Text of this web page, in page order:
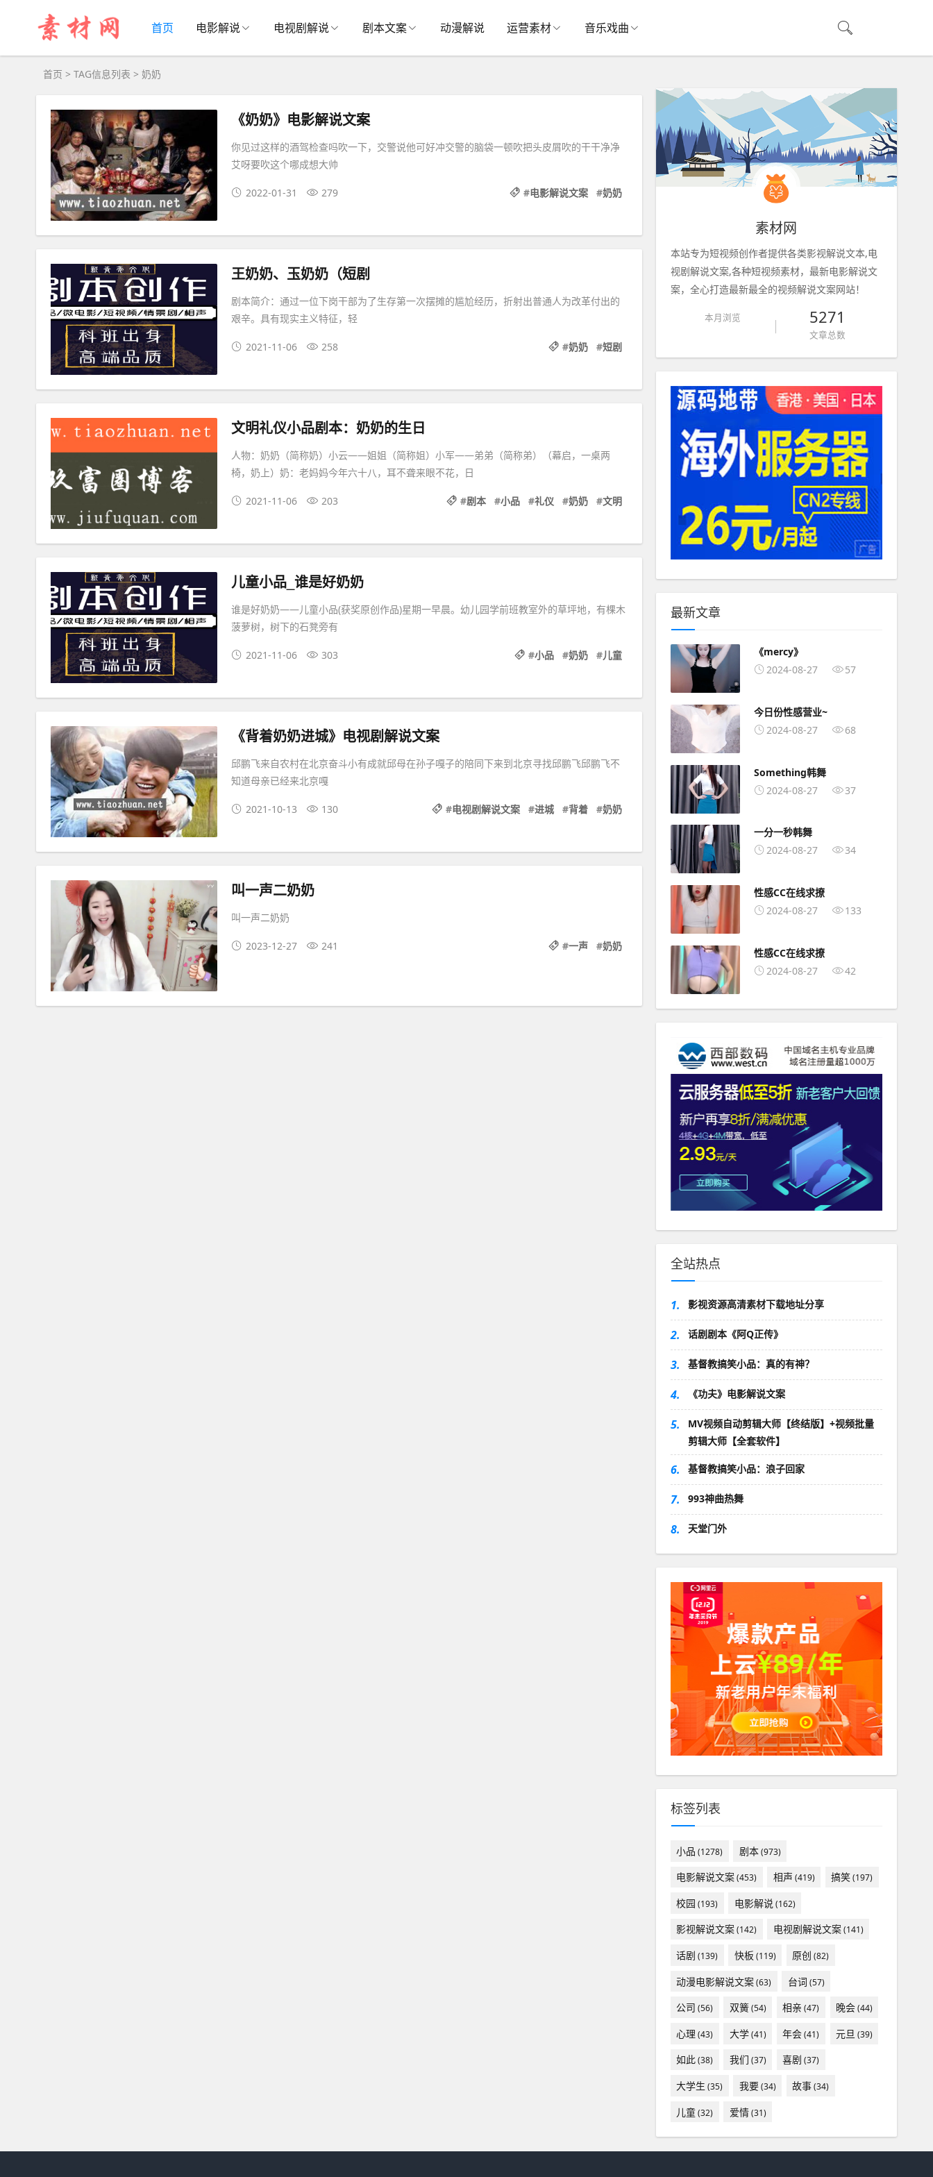
首页 电影解说 电视剧解说 剧本文案 动漫解说 运营素材 音乐戏曲
首页 > TAG信息列表 > 奶奶
《奶奶》电影解说文案
你见过这样的酒驾检查吗吹一下，交警说他可好冲交警的脑袋一顿吹把头皮屑吹的干干净净
艾呀要吹这个哪成想大帅
2022-01-31 279 #电影解说文案 #奶奶
王奶奶、玉奶奶（短剧
剧本简介：通过一位下岗干部为了生存第一次摆摊的尴尬经历，折射出普通人为改革付出的
艰辛。具有现实主义特征，轻
2021-11-06 258 #奶奶 #短剧
文明礼仪小品剧本：奶奶的生日
人物：奶奶（简称奶）小云――姐姐（简称姐）小军――弟弟（简称弟）（幕启，一桌两
椅，奶上）奶：老妈妈今年六十八，耳不聋来眼不花，日
2021-11-06 203 #剧本 #小品 #礼仪 #奶奶 #文明
儿童小品_谁是好奶奶
谁是好奶奶――儿童小品(获奖原创作品)星期一早晨。幼儿园学前班教室外的草坪地，有棵木
菠萝树，树下的石凳旁有
2021-11-06 303 #小品 #奶奶 #儿童
《背着奶奶进城》电视剧解说文案
邱鹏飞来自农村在北京奋斗小有成就邱母在孙子嘎子的陪同下来到北京寻找邱鹏飞邱鹏飞不
知道母亲已经来北京嘎
2021-10-13 130 #电视剧解说文案 #进城 #背着 #奶奶
叫一声二奶奶
叫一声二奶奶
2023-12-27 241 #一声 #奶奶
素材网
本站专为短视频创作者提供各类影视解说文本,电
视剧解说文案,各种短视频素材，最新电影解说文
案，全心打造最新最全的视频解说文案网站！
本月浏览 5271
文章总数
最新文章
《mercy》
2024-08-27
57
今日份性感营业~
2024-08-27
68
Something韩舞
2024-08-27
37
一分一秒韩舞
2024-08-27
34
性感CC在线求撩
2024-08-27
133
性感CC在线求撩
2024-08-27
42
全站热点
1. 影视资源高清素材下载地址分享
2. 话剧剧本《阿Q正传》
3. 基督教搞笑小品：真的有神？
4. 《功夫》电影解说文案
5.
MV视频自动剪辑大师【终结版】+视频批量
剪辑大师【全套软件】
6. 基督教搞笑小品：浪子回家
7. 993神曲热舞
8. 天堂门外
标签列表
小品 (1278) 剧本(973)
电影解说文案(453) 相声 (419) 搞笑(197)
校园 (193) 电影解说(162)
影视解说文案(142) 电视剧解说文案(141)
话剧 (139) 快板 (119) 原创 (82)
动漫电影解说文案(63) 台词 (57)
公司 (56) 双簧(54) 相亲 (47) 晚会(44)
心理 (43) 大学(41) 年会(41) 元旦 (39)
如此(38) 我们 (37) 喜剧 (37)
大学生 (35) 我要(34) 故事(34)
儿童(32) 爱情(31)